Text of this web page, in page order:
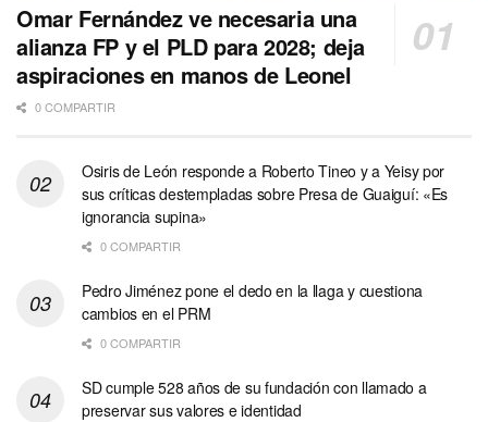
Omar Fernández ve necesaria una
alianza FP y el PLD para 2028; deja
aspiraciones en manos de Leonel
0 COMPARTIR
Osiris de León responde a Roberto Tineo y a Yeisy por
sus críticas destempladas sobre Presa de Guaiguí: «Es
ignorancia supina»
0 COMPARTIR
Pedro Jiménez pone el dedo en la llaga y cuestiona
cambios en el PRM
0 COMPARTIR
SD cumple 528 años de su fundación con llamado a
preservar sus valores e identidad